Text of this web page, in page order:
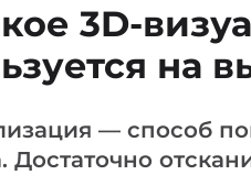
3D-
на
— способ
Достаточно